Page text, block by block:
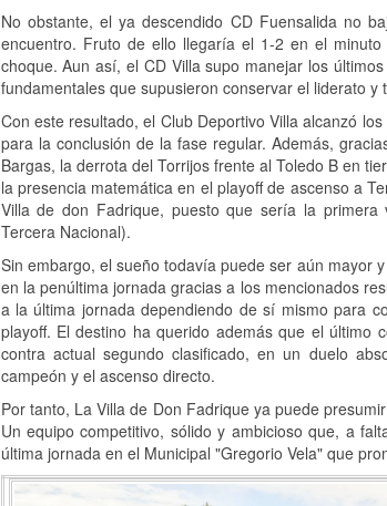
No obstante, el ya descendido CD Fuensalida no
encuentro. Fruto de ello llegaría el 1-2 en el
choque. Aun así, el CD Villa supo manejar los
fundamentales que supusieron conservar el liderato
Con este resultado, el Club Deportivo Villa alcanzó
para la conclusión de la fase regular. Además,
Bargas, la derrota del Torrijos frente al Toledo B en
la presencia matemática en el playoff de ascenso a
Villa de don Fadrique, puesto que sería la
Tercera Nacional).
Sin embargo, el sueño todavía puede ser aún mayor
en la penúltima jornada gracias a los mencionados
a la última jornada dependiendo de sí mismo para
playoff. El destino ha querido además que el último
contra actual segundo clasificado, en un duelo
campeón y el ascenso directo.
Por tanto, La Villa de Don Fadrique ya puede
Un equipo competitivo, sólido y ambicioso que, a
última jornada en el Municipal "Gregorio Vela" que